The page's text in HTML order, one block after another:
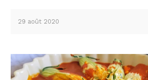
29 août 2020